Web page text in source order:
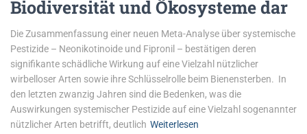
Biodiversität und Ökosysteme dar
Die Zusammenfassung einer neuen Meta-Analyse über systemische
Pestizide – Neonikotinoide und Fipronil – bestätigen deren
signifikante schädliche Wirkung auf eine Vielzahl nützlicher
wirbelloser Arten sowie ihre Schlüsselrolle beim Bienensterben. In
den letzten zwanzig Jahren sind die Bedenken, was die
Auswirkungen systemischer Pestizide auf eine Vielzahl sogenannter
nützlicher Arten betrifft, deutlich Weiterlesen